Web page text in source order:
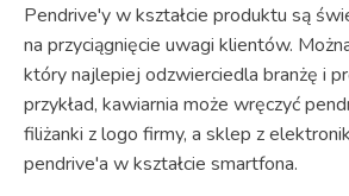
Pendrive'y w kształcie produktu są
na przyciągnięcie uwagi klientów.
który najlepiej odzwierciedla branżę i
przykład, kawiarnia może wręczyć
filiżanki z logo firmy, a sklep z
pendrive'a w kształcie smartfona.